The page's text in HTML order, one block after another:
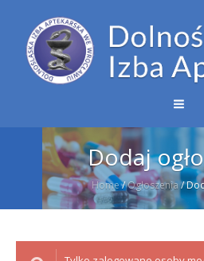
Dodaj
Home/Ogłoszenia/